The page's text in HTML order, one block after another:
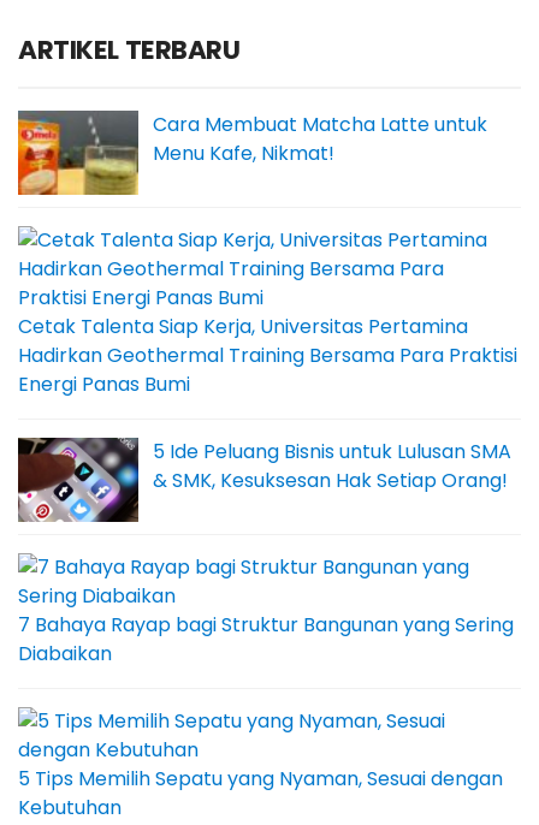
ARTIKEL TERBARU
Cara Membuat Matcha Latte untuk
Menu Kafe, Nikmat!
Cetak Talenta Siap Kerja, Universitas Pertamina
Hadirkan Geothermal Training Bersama Para Praktisi
Energi Panas Bumi
5 Ide Peluang Bisnis untuk Lulusan SMA
& SMK, Kesuksesan Hak Setiap Orang!
7 Bahaya Rayap bagi Struktur Bangunan yang Sering
Diabaikan
5 Tips Memilih Sepatu yang Nyaman, Sesuai dengan
Kebutuhan